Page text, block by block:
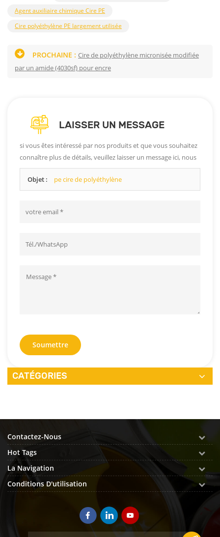
Agent auxiliaire chimique Cire PE
Cire polyéthylène PE largement utilisée
PROCHAINE : Cire de polyéthylène micronisée modifiée
par un amide (4030sf) pour encre
LAISSER UN MESSAGE
si vous êtes intéressé par nos produits et que vous souhaitez
connaître plus de détails, veuillez laisser un message ici, nous
vous répondrons dès que possible.
Objet :
pe cire de polyéthylène
Soumettre
CATÉGORIES
Contactez-Nous
Hot Tags
La Navigation
Conditions D'utilisation